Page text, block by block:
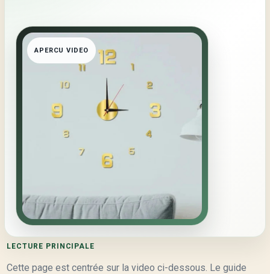
APERCU VIDEO
LECTURE PRINCIPALE
Cette page est centrée sur la video ci-dessous. Le guide